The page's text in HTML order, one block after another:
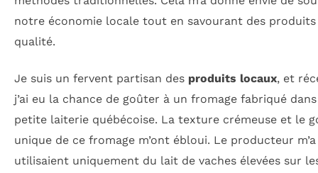
notre économie locale tout en savourant des produits
qualité.
Je suis un fervent partisan des produits locaux, et
j’ai eu la chance de goûter à un fromage fabriqué
petite laiterie québécoise. La texture crémeuse et le
unique de ce fromage m’ont ébloui. Le producteur
utilisaient uniquement du lait de vaches élevées sur